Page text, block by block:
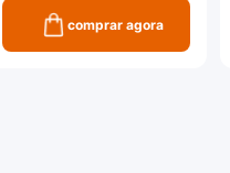
comprar agora